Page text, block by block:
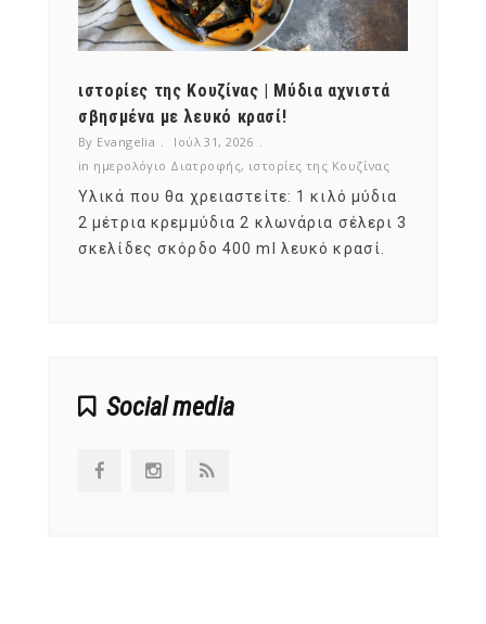
ιστορίες της Κουζίνας | Μύδια αχνιστά
σβησμένα με λευκό κρασί!
By Evangelia
Ιούλ 31, 2026
in ημερολόγιο Διατροφής, ιστορίες της Κουζίνας
Υλικά που θα χρειαστείτε: 1 κιλό μύδια
2 μέτρια κρεμμύδια 2 κλωνάρια σέλερι 3
σκελίδες σκόρδο 400 ml λευκό κρασί.
Social media